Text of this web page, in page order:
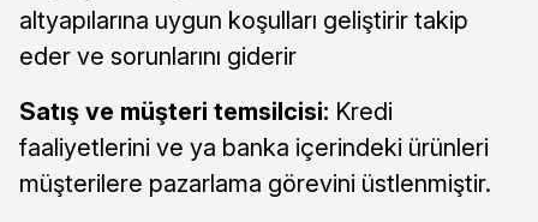
altyapılarına uygun koşulları geliştirir takip
eder ve sorunlarını giderir
Satış ve müşteri temsilcisi: Kredi
faaliyetlerini ve ya banka içerindeki ürünleri
müşterilere pazarlama görevini üstlenmiştir.